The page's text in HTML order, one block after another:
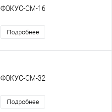
ФОКУС-СМ-16
Подробнее
ФОКУС-СМ-32
Подробнее